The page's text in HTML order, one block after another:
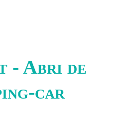
- Abri de
car